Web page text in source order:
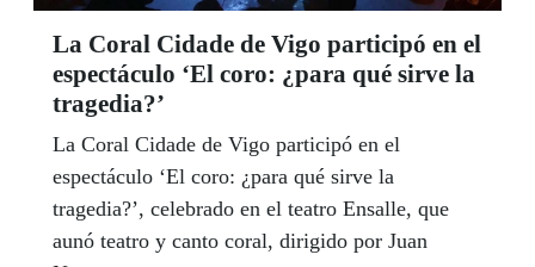
La Coral Cidade de Vigo participó en el
espectáculo ‘El coro: ¿para qué sirve la
tragedia?’
La Coral Cidade de Vigo participó en el
espectáculo ‘El coro: ¿para qué sirve la
tragedia?’, celebrado en el teatro Ensalle, que
aunó teatro y canto coral, dirigido por Juan